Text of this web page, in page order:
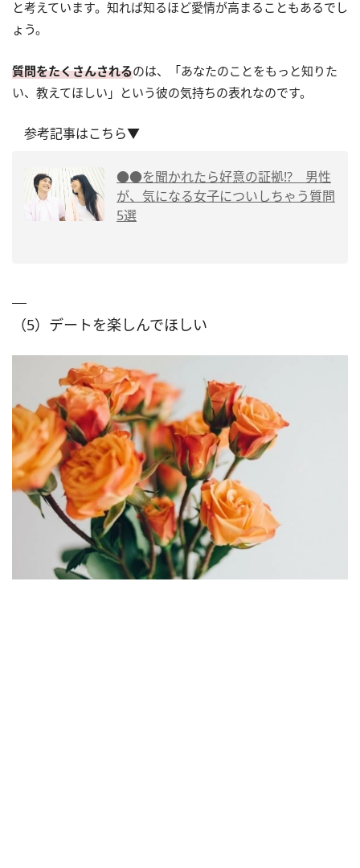
と考えています。知れば知るほど愛情が高まることもあるでし
ょう。
質問をたくさんされるのは、「あなたのことをもっと知りた
い、教えてほしい」という彼の気持ちの表れなのです。
参考記事はこちら▼
●●を聞かれたら好意の証拠!? 男性
が、気になる女子についしちゃう質問
5選
（5）デートを楽しんでほしい